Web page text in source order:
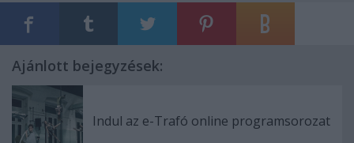
Ajánlott bejegyzések:
Indul az e-Trafó online programsorozat